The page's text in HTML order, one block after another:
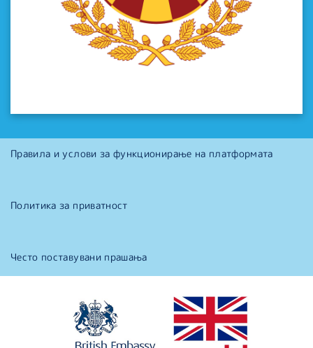
Правила и услови за функционирање на платформата
Политика за приватност
Често поставувани прашања